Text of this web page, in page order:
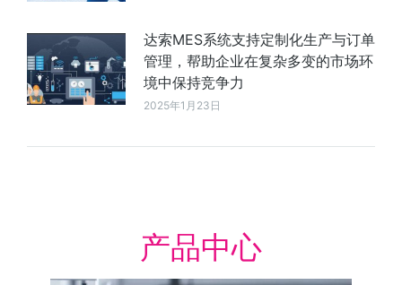
达索MES系统支持定制化生产与订单
管理，帮助企业在复杂多变的市场环
境中保持竞争力
2025年1月23日
产品中心